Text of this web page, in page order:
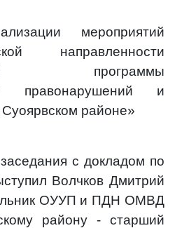
мероприятий
направленности
программы
правонарушений и
районе»
с докладом по
Волчков Дмитрий
ОУУП и ПДН ОМВД
району - старший